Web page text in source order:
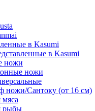
в Kasumi
в Kasumi
ножи
ножи
ножи/Сантоку (от 16 см)
мяса
рыбы